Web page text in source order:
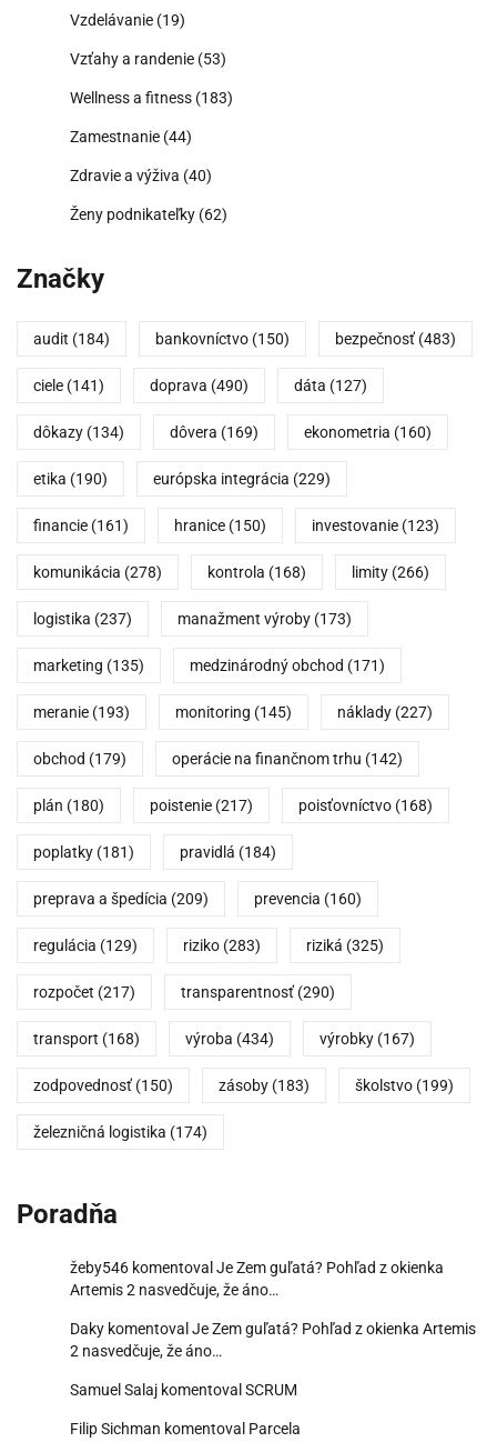
Vzdelávanie (19)
Vzťahy a randenie (53)
Wellness a fitness (183)
Zamestnanie (44)
Zdravie a výživa (40)
Ženy podnikateľky (62)
Značky
audit (184) bankovníctvo (150) bezpečnosť (483)
ciele (141) doprava (490) dáta (127)
dôkazy (134) dôvera (169) ekonometria (160)
etika (190) európska integrácia (229)
financie (161) hranice (150) investovanie (123)
komunikácia (278) kontrola (168) limity (266)
logistika (237) manažment výroby (173)
marketing (135) medzinárodný obchod (171)
meranie (193) monitoring (145) náklady (227)
obchod (179) operácie na finančnom trhu (142)
plán (180) poistenie (217) poisťovníctvo (168)
poplatky (181) pravidlá (184)
preprava a špedícia (209) prevencia (160)
regulácia (129) riziko (283) riziká (325)
rozpočet (217) transparentnosť (290)
transport (168) výroba (434) výrobky (167)
zodpovednosť (150) zásoby (183) školstvo (199)
železničná logistika (174)
Poradňa
žeby546 komentoval Je Zem guľatá? Pohľad z okienka
Artemis 2 nasvedčuje, že áno…
Daky komentoval Je Zem guľatá? Pohľad z okienka Artemis
2 nasvedčuje, že áno…
Samuel Salaj komentoval SCRUM
Filip Sichman komentoval Parcela